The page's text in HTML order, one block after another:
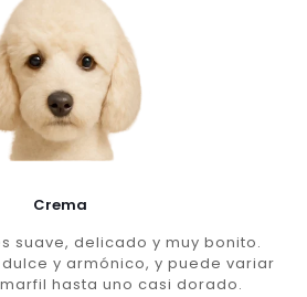
Crema
suave, delicado y muy bonito.
y armónico, y puede variar
hasta uno casi dorado.